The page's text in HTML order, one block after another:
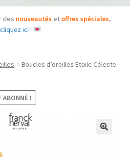
des nouveautéset offres spéciales,
cliquez ici !
Boucles d’oreilles Etoile Céleste
ABONNÉ !